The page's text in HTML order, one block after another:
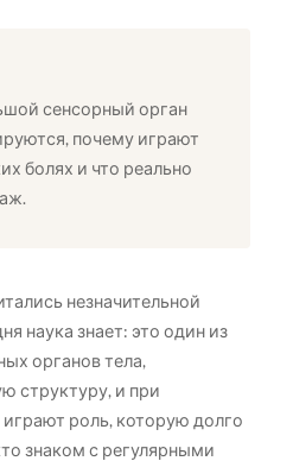
сенсорный орган
почему играют
болях и что реально
незначительной
наука знает: это один из
органов тела,
структуру, и при
роль, которую долго
знаком с регулярными